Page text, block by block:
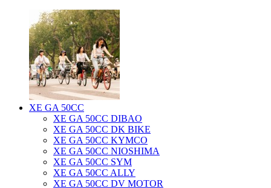
XE GA 50CC
XE GA 50CC DIBAO
XE GA 50CC DK BIKE
XE GA 50CC KYMCO
XE GA 50CC NIOSHIMA
XE GA 50CC SYM
XE GA 50CC ALLY
XE GA 50CC DV MOTOR